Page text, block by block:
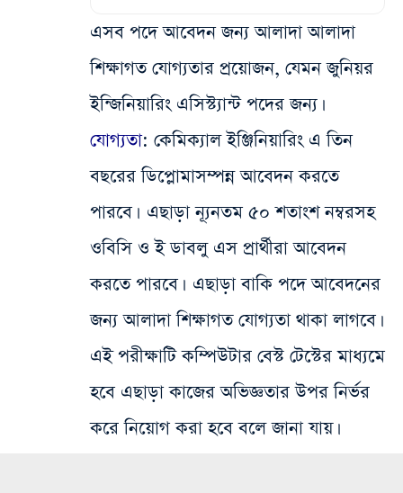
এসব পদে আবেদন জন্য আলাদা আলাদা
শিক্ষাগত যোগ্যতার প্রয়োজন, যেমন জুনিয়র
ইন্জিনিয়ারিং এসিস্ট্যান্ট পদে‌র জন্য।
যোগ্যতা: কেমিক্যাল ইঞ্জিনিয়ারিং এ তিন‌
বছরের ডিপ্লোমাসম্পন্ন আবেদন করতে
পারবে। এছাড়া ন্যূনতম ৫০ শতাংশ নম্বরসহ
ওবিসি ও ই‌ ডাবলু এস‌ প্রার্থীরা আবেদন
করতে পারবে। এছাড়া বাকি পদে‌ আবেদনের
জন্য আলাদা শিক্ষাগত যোগ্যতা থাকা লাগবে।
এই পরীক্ষাটি কম্পিউটার বেস্ট টেস্টের মাধ্যমে
হবে এছাড়া কাজের অভিজ্ঞতার উপর নির্ভর
করে নিয়োগ করা হবে বলে জানা যায়।